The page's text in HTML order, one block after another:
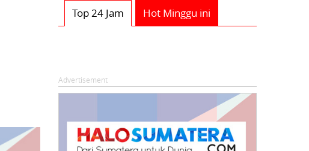
Top 24 Jam Hot Minggu ini
Advertisement